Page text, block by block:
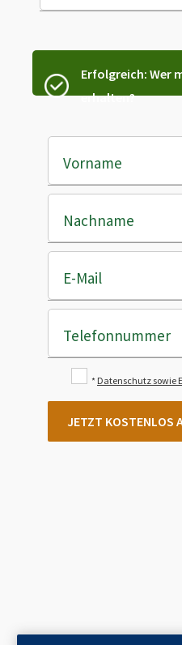
Erfolgreich: Wer
erhalten?
Vorname
Nachname
E-Mail
Telefonnummer
* Datenschutz sowie
JETZT KOSTENLOS